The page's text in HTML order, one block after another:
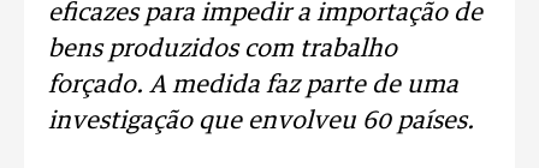
eficazes para impedir a importação de
bens produzidos com trabalho
forçado. A medida faz parte de uma
investigação que envolveu 60 países.